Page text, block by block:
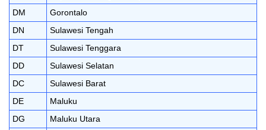
DM
Gorontalo
DN
Sulawesi Tengah
DT
Sulawesi Tenggara
DD
Sulawesi Selatan
DC
Sulawesi Barat
DE
Maluku
DG
Maluku Utara